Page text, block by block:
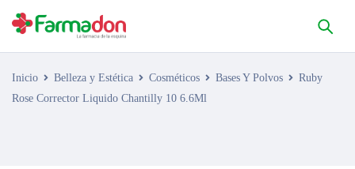
Inicio Belleza y Estética Cosméticos Bases Y Polvos
Ruby
Rose Corrector Liquido Chantilly 10 6.6Ml